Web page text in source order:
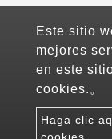
Este sitio
mejores
en este
cookies.。
Haga clic
Zhonghe
Mail
Copyright ©